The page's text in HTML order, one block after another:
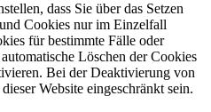
dass Sie über das Setzen
Cookies nur im Einzelfall
für bestimmte Fälle oder
Löschen der Cookies
Bei der Deaktivierung von
Website eingeschränkt sein.